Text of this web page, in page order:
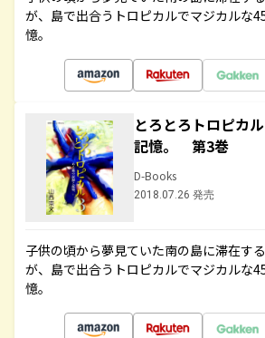
が、島で出合うトロピカルでマジカルな
憶。
とろとろトロピカ
記憶。 第3巻
D-Books
2018.07.26 発売
子供の頃から夢見ていた南の島に滞在す
が、島で出合うトロピカルでマジカルな
憶。